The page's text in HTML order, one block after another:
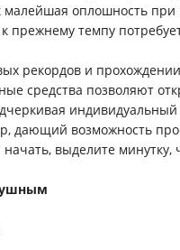
малейшая оплошность
темпу
рекордов и
средства позволяют
дающий возможность
выделите